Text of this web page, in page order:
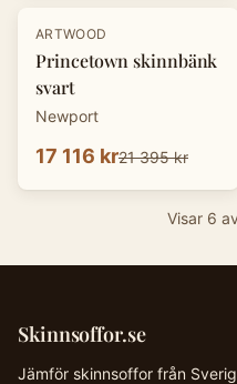
-20%
ARTWOOD
Princetown skinnbänk
svart
Newport
17 116 kr21 395 kr
Visar 6 av
Skinnsoffor.se
Jämför skinnsoffor från